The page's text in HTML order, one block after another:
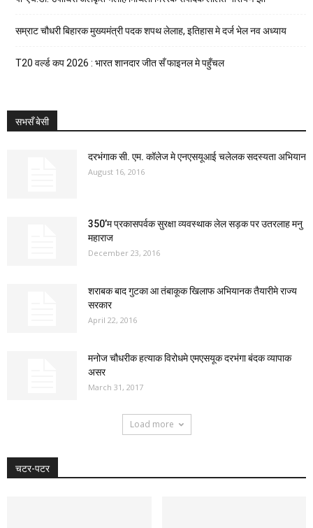
सम्राट चौधरी बिहारक मुख्यमंत्री पदक शपथ लेलाह, इतिहास मे दर्ज भेल नव अध्याय
T20 वर्ल्ड कप 2026 : भारत शानदार जीत सँ फाइनल मे पहुँचल
सभसँ बेसी
दरभंगाक सी. एम. कॉलेज मे एनएसयूआई चलेलक सदस्यता अभियान
August 16, 2016
350’म प्रकासपर्वक सुरक्षा व्यवस्थाक लेल सड़क पर उतरलाह मनु
महाराज
December 23, 2016
शराबक बाद गुटका आ तंबाकूक खिलाफ अभियानक तैयारीमे राज्य
सरकार
April 22, 2016
मनोज चौधरीक हत्याक विरोधमे एमएसयूक दरभंगा बंदक व्यापाक
असर
March 31, 2017
Load more
चटर-पटर